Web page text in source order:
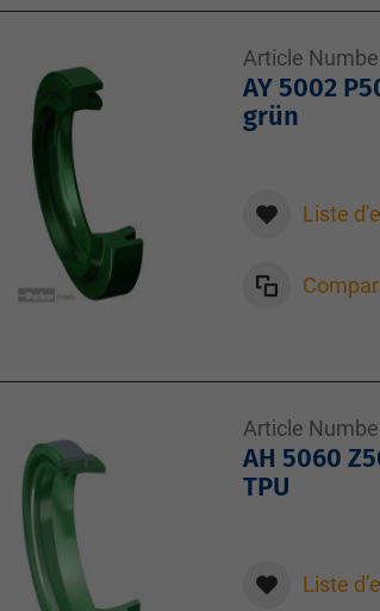
Article
AY 5002
grün
Liste
Article
AH 5060
TPU
Liste